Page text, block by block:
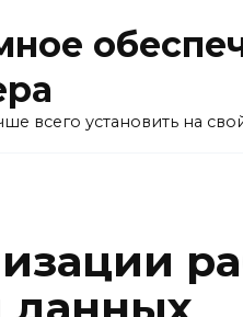
всего установить на